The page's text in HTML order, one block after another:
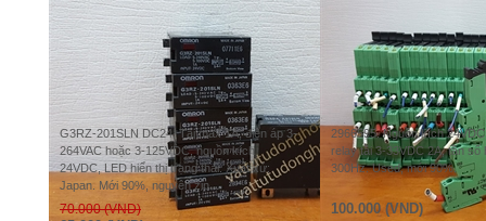
G3RZ-201SLN DC24. Tải max 1A, điện áp 3-
264VAC hoặc 3-125VDC, nguồn kích
24VDC, LED hiển thị trạng thái. Xuất xứ:
Japan. Mới 90%, nguyên zin.
70.000 (VND)
2966595. Nguồn kích
relay tải 3-33VDC 2A, tần số
300Hz. Used, mới 90%.
100.000 (VND)